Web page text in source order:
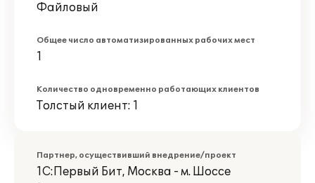
Файловый
Общее число автоматизированных рабочих мест
1
Количество одновременно работающих клиентов
Толстый клиент: 1
Партнер, осуществивший внедрение/проект
1С:Первый Бит, Москва - м. Шоссе